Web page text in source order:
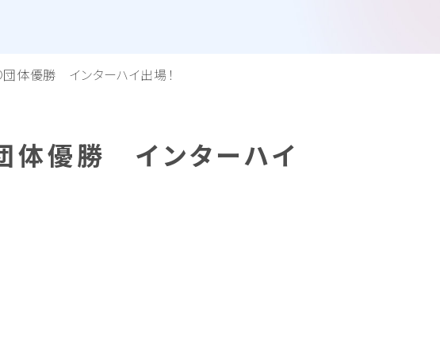
団体優勝 インターハイ出場！
体優勝 インターハイ